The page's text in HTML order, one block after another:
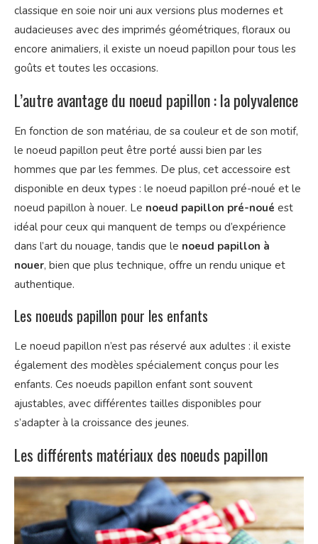
classique en soie noir uni aux versions plus modernes et
audacieuses avec des imprimés géométriques, floraux ou
encore animaliers, il existe un noeud papillon pour tous les
goûts et toutes les occasions.
L’autre avantage du noeud papillon : la polyvalence
En fonction de son matériau, de sa couleur et de son motif,
le noeud papillon peut être porté aussi bien par les
hommes que par les femmes. De plus, cet accessoire est
disponible en deux types : le noeud papillon pré-noué et le
noeud papillon à nouer. Le noeud papillon pré-noué est
idéal pour ceux qui manquent de temps ou d’expérience
dans l’art du nouage, tandis que le noeud papillon à
nouer, bien que plus technique, offre un rendu unique et
authentique.
Les noeuds papillon pour les enfants
Le noeud papillon n’est pas réservé aux adultes : il existe
également des modèles spécialement conçus pour les
enfants. Ces noeuds papillon enfant sont souvent
ajustables, avec différentes tailles disponibles pour
s’adapter à la croissance des jeunes.
Les différents matériaux des noeuds papillon